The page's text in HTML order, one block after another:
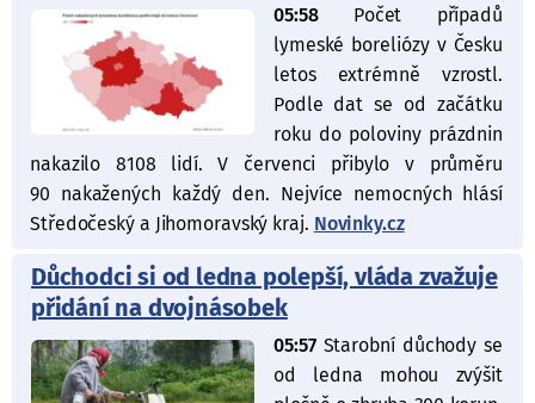
05:58Počet případů
lymeské boreliózy v Česku
letos extrémně vzrostl.
Podle dat se od začátku
roku do poloviny prázdnin
nakazilo 8108 lidí. V červenci přibylo v průměru
90 nakažených každý den. Nejvíce nemocných hlásí
Středočeský a Jihomoravský kraj.Novinky.cz
Důchodci si od ledna polepší, vláda zvažuje
přidání na dvojnásobek
05:57Starobní důchody se
od ledna mohou zvýšit